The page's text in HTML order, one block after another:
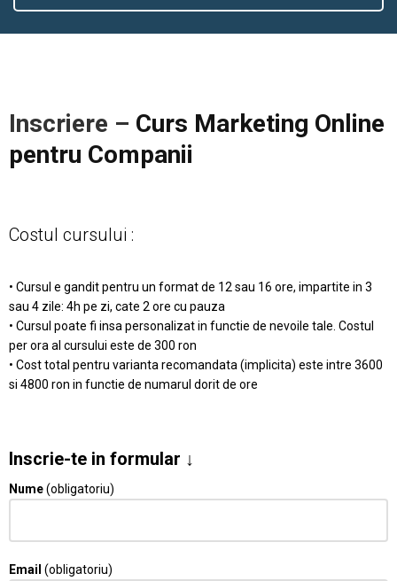
Inscriere – Curs Marketing Online
pentru Companii
Costul cursului :
• Cursul e gandit pentru un format de 12 sau 16 ore, impartite in 3
sau 4 zile: 4h pe zi, cate 2 ore cu pauza
• Cursul poate fi insa personalizat in functie de nevoile tale. Costul
per ora al cursului este de 300 ron
• Cost total pentru varianta recomandata (implicita) este intre 3600
si 4800 ron in functie de numarul dorit de ore
Inscrie-te in formular ↓
Nume(obligatoriu)
Email (obligatoriu)